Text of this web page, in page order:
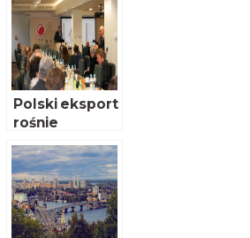
Polski eksport
rośnie